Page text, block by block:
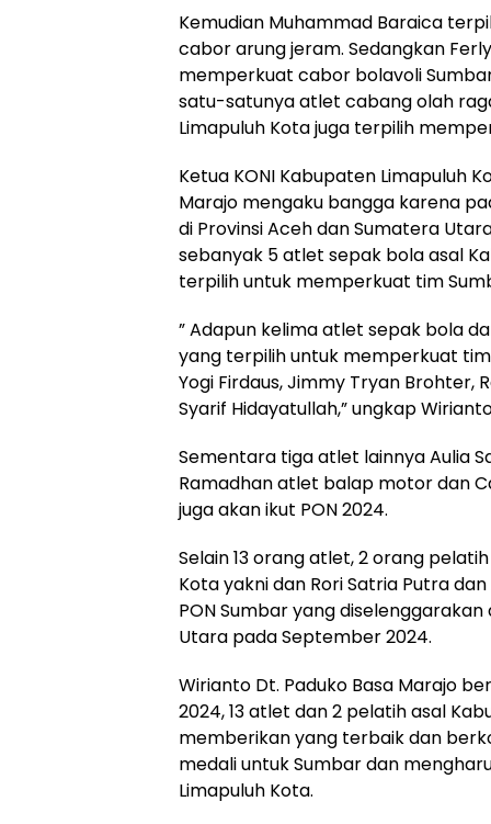
Kemudian Muhammad Baraica
cabor arung jeram. Sedangkan
memperkuat cabor bolavoli
satu-satunya atlet cabang olah
Limapuluh Kota juga terpilih
Ketua KONI Kabupaten Limapuluh
Marajo mengaku bangga karena
di Provinsi Aceh dan Sumatera
sebanyak 5 atlet sepak bola asal
terpilih untuk memperkuat tim
” Adapun kelima atlet sepak bola
yang terpilih untuk memperkuat
Yogi Firdaus, Jimmy Tryan Brohter,
Syarif Hidayatullah,” ungkap
Sementara tiga atlet lainnya Aulia
Ramadhan atlet balap motor dan
juga akan ikut PON 2024.
Selain 13 orang atlet, 2 orang
Kota yakni dan Rori Satria Putra
PON Sumbar yang
Utara pada September 2024.
Wirianto Dt. Paduko Basa Marajo
2024, 13 atlet dan 2 pelatih asal
memberikan yang terbaik dan
medali untuk Sumbar dan
Limapuluh Kota.